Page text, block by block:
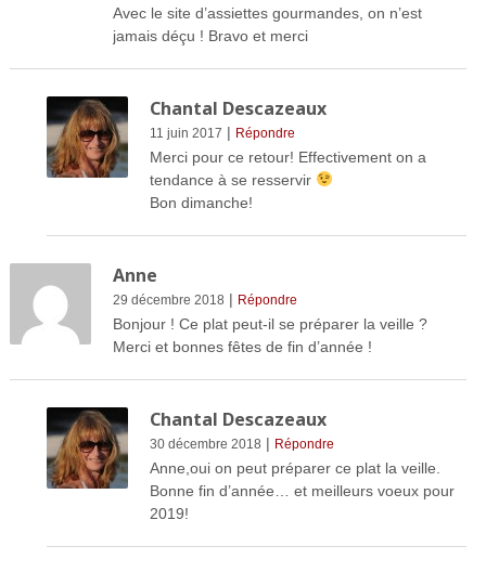
Avec le site d’assiettes gourmandes, on n’est
jamais déçu ! Bravo et merci
Chantal Descazeaux
11 juin 2017 | Répondre
Merci pour ce retour! Effectivement on a
tendance à se resservir
Bon dimanche!
Anne
29 décembre 2018 | Répondre
Bonjour ! Ce plat peut-il se préparer la veille ?
Merci et bonnes fêtes de fin d’année !
Chantal Descazeaux
30 décembre 2018 | Répondre
Anne,oui on peut préparer ce plat la veille.
Bonne fin d’année… et meilleurs voeux pour
2019!